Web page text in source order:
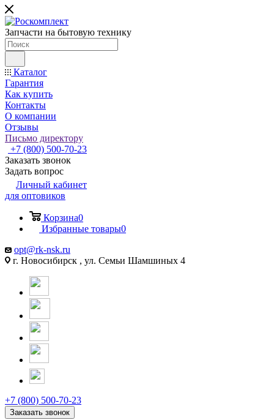
Запчасти на бытовую технику
Каталог
Гарантия
Как купить
Контакты
О компании
Отзывы
Письмо директору
+7 (800) 500-70-23
Заказать звонок
Задать вопрос
Личный кабинет
для оптовиков
Корзина0
Избранные товары0
opt@rk-nsk.ru
г. Новосибирск , ул. Семьи Шамшиных 4
+7 (800) 500-70-23
Заказать звонок